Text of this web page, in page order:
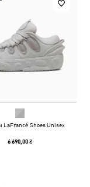
LaFrancé Shoes Unisex
6 690,00 ₴